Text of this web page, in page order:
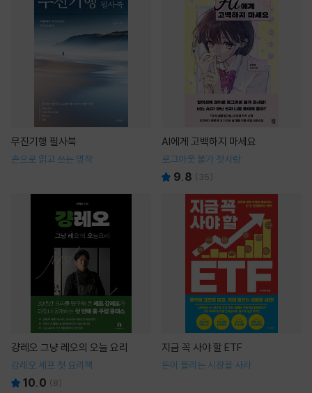
무진기행 필사북
손으로 읽고 쓰는 명작
AI에게 고백하지 마세요
로그아웃 불가 첫사랑
9.8 ( 35)
걍레오 그냥 레오의 오늘 요리
강레오 셰프 첫 요리책
10.0 (8)
지금 꼭 사야 할 ETF
돈이 몰리는 시장을 사라